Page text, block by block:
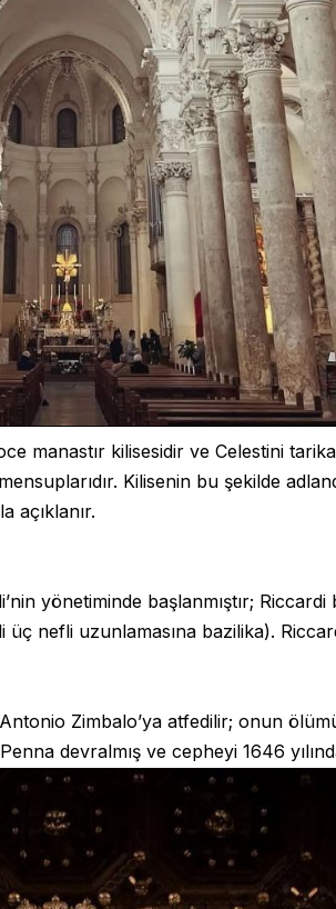
manastır kilisesidir ve Celestini
Kilisenin bu şekilde
açıklanır.
yönetiminde başlanmıştır;
üç nefli uzunlamasına bazilika).
Zimbalo’ya atfedilir; onun
devralmış ve cepheyi 1646